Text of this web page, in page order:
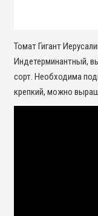
Томат Гигант
Индетерминантный,
сорт. Необходима
крепкий, можно